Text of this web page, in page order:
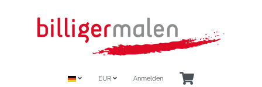
EUR Anmelden